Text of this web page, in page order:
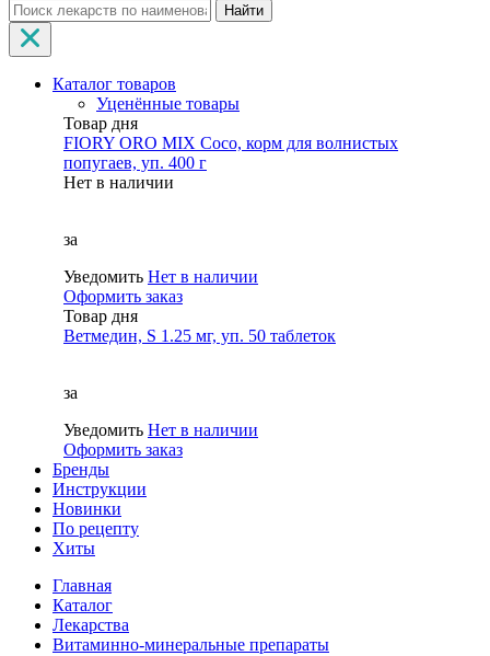
Найти
Каталог товаров
Уценённые товары
Товар дня
FIORY ORO MIX Coco, корм для волнистых
попугаев, уп. 400 г
Нет в наличии
за
Уведомить Нет в наличии
Оформить заказ
Товар дня
Ветмедин, S 1.25 мг, уп. 50 таблеток
за
Уведомить Нет в наличии
Оформить заказ
Бренды
Инструкции
Новинки
По рецепту
Хиты
Главная
Каталог
Лекарства
Витаминно-минеральные препараты